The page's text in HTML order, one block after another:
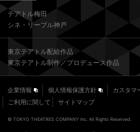
テアトル梅田
シネ・リーブル神戸
東京テアトル配給作品
東京テアトル制作／プロデュース作品
企業情報 個人情報保護方針
カスタマ
ご利用に関して
サイトマップ
© TOKYO THEATRES COMPANY Inc. All Rights Reserved.